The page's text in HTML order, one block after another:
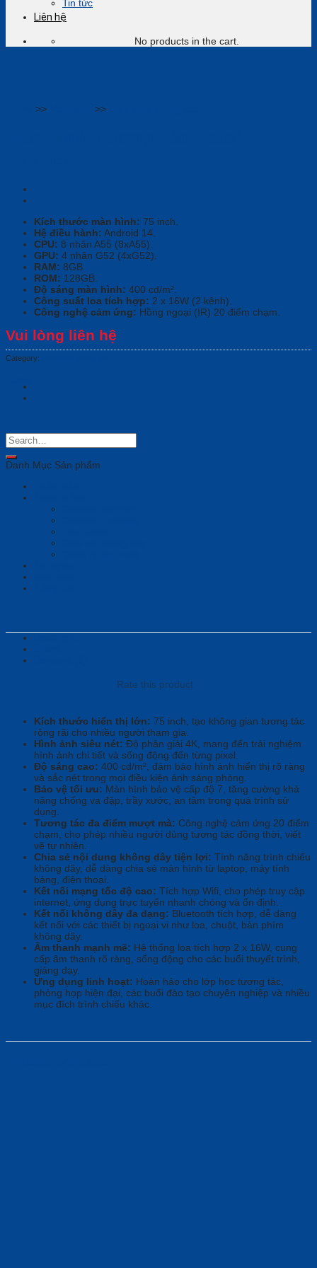
Tin tức
Liên hệ
No products in the cart.
>> >>
Kích thước màn hình: 75 inch.
Hệ điều hành: Android 14.
CPU: 8 nhân A55 (8xA55).
GPU: 4 nhân G52 (4xG52).
RAM: 8GB.
ROM: 128GB.
Độ sáng màn hình: 400 cd/m².
Công suất loa tích hợp: 2 x 16W (2 kênh).
Công nghệ cảm ứng: Hồng ngoại (IR) 20 điểm chạm.
Vui lòng liên hệ
Category:
Danh Mục Sản phẩm
Rate this product
Kích thước hiển thị lớn: 75 inch, tạo không gian tương tác
rộng rãi cho nhiều người tham gia.
Hình ảnh siêu nét: Độ phân giải 4K, mang đến trải nghiệm
hình ảnh chi tiết và sống động đến từng pixel.
Độ sáng cao: 400 cd/m², đảm bảo hình ảnh hiển thị rõ ràng
và sắc nét trong mọi điều kiện ánh sáng phòng.
Bảo vệ tối ưu: Màn hình bảo vệ cấp độ 7, tăng cường khả
năng chống va đập, trầy xước, an tâm trong quá trình sử
dụng.
Tương tác đa điểm mượt mà: Công nghệ cảm ứng 20 điểm
chạm, cho phép nhiều người dùng tương tác đồng thời, viết
vẽ tự nhiên.
Chia sẻ nội dung không dây tiện lợi: Tính năng trình chiếu
không dây, dễ dàng chia sẻ màn hình từ laptop, máy tính
bảng, điện thoại.
Kết nối mạng tốc độ cao: Tích hợp Wifi, cho phép truy cập
internet, ứng dụng trực tuyến nhanh chóng và ổn định.
Kết nối không dây đa dạng: Bluetooth tích hợp, dễ dàng
kết nối với các thiết bị ngoại vi như loa, chuột, bàn phím
không dây.
Âm thanh mạnh mẽ: Hệ thống loa tích hợp 2 x 16W, cung
cấp âm thanh rõ ràng, sống động cho các buổi thuyết trình,
giảng dạy.
Ứng dụng linh hoạt: Hoàn hảo cho lớp học tương tác,
phòng họp hiện đại, các buổi đào tạo chuyên nghiệp và nhiều
mục đích trình chiếu khác.